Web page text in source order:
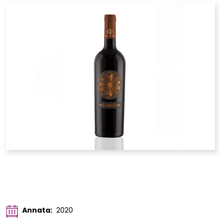
Annata: 2020